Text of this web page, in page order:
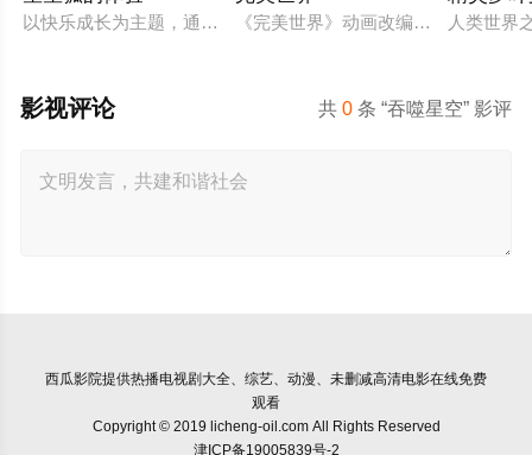
以快乐成长为主题，通过星星狐演绎不同的职业角色，帮助了
《完美世界》动画改编自同名小说
人类世界
共0 条 “吞噬星空” 影评
影视评论
西瓜影院提供热播电视剧大全、综艺、动漫、未删减高清电影在线免费
观看
Copyright © 2019 licheng-oil.com All Rights Reserved
津ICP备19005839号-2